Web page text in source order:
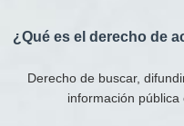
¿Qué es el derecho de
Derecho de buscar,
información pública